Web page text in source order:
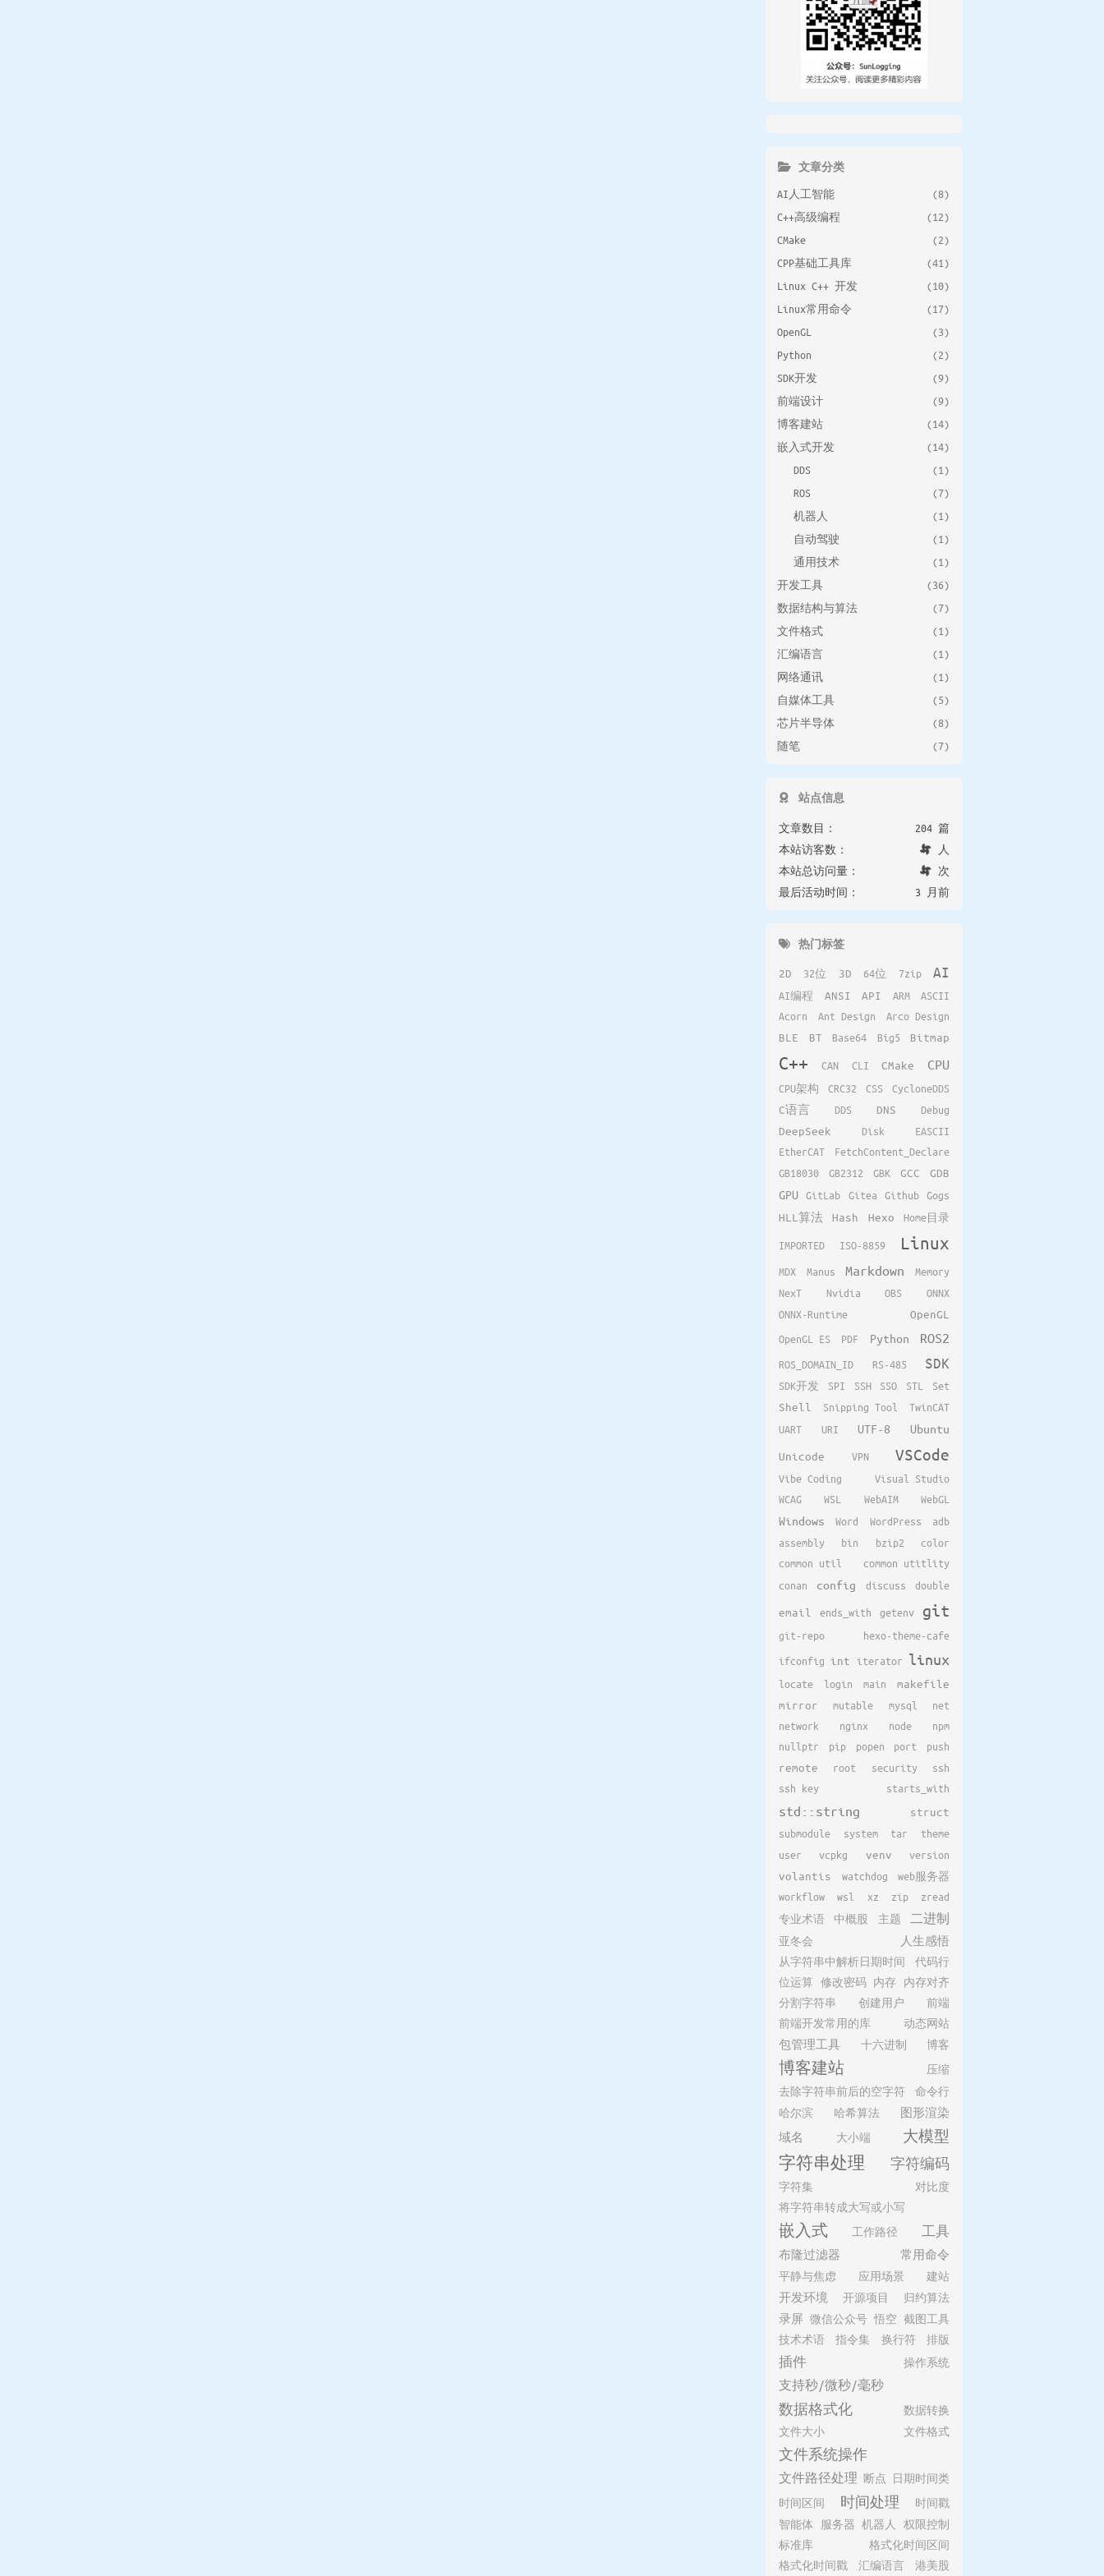
文章分类
AI人工智能
(8)
C++高级编程
(12)
CMake
(2)
CPP基础工具库
(41)
Linux C++ 开发
(10)
Linux常用命令
(17)
OpenGL
(3)
Python
(2)
SDK开发
(9)
前端设计
(9)
博客建站
(14)
嵌入式开发
(14)
DDS
(1)
ROS
(7)
机器人
(1)
自动驾驶
(1)
通用技术
(1)
开发工具
(36)
数据结构与算法
(7)
文件格式
(1)
汇编语言
(1)
网络通讯
(1)
自媒体工具
(5)
芯片半导体
(8)
随笔
(7)
站点信息
文章数目：
204 篇
本站访客数：
人
本站总访问量：
次
最后活动时间：
3 月前
热门标签
2D 32位 3D 64位 7zip AI
AI编程 ANSI API ARM
ASCII
Acorn
Ant Design
Arco Design
BLE
BT Base64 Big5 Bitmap
C++ CAN CLI CMake CPU
CPU架构 CRC32 CSS
CycloneDDS
C语言
DDS DNS
Debug
DeepSeek
Disk
EASCII
EtherCAT
FetchContent_Declare
GB18030
GB2312 GBK GCC GDB
GPU GitLab Gitea Github Gogs
HLL算法
Hash Hexo
Home目录
IMPORTED
ISO-8859 Linux
MDX Manus Markdown
Memory
NexT
Nvidia OBS
ONNX
ONNX-Runtime
OpenGL
OpenGL ES
PDF Python ROS2
ROS_DOMAIN_ID RS-485 SDK
SDK开发 SPI SSH SSO STL
Set
Shell
Snipping Tool
TwinCAT
UART
URI UTF-8 Ubuntu
Unicode VPN VSCode
Vibe Coding
Visual Studio
WCAG
WSL WebAIM WebGL
Windows Word WordPress
adb
assembly
bin bzip2
color
common util
common utitlity
conan
config discuss
double
email
ends_with getenv git
git-repo
hexo-theme-cafe
ifconfig int iterator linux
locate login main
makefile
mirror
mutable mysql
net
network
nginx node
npm
nullptr
pip popen port
push
remote
root security
ssh
ssh key
starts_with
std::string
struct
submodule
system tar
theme
user
vcpkg venv
version
volantis
watchdog
web服务器
workflow
wsl xz zip
zread
专业术语
中概股 主题 二进制
亚冬会
人生感悟
从字符串中解析日期时间
代码行
位运算 修改密码 内存
内存对齐
分割字符串
创建用户
前端
前端开发常用的库
动态网站
包管理工具
十六进制 博客
博客建站
压缩
去除字符串前后的空字符
命令行
哈尔滨
哈希算法
图形渲染
域名
大小端 大模型
字符串处理 字符编码
字符集
对比度
将字符串转成大写或小写
嵌入式 工作路径 工具
布隆过滤器
常用命令
平静与焦虑
应用场景
建站
开发环境
开源项目
归约算法
录屏 微信公众号 悟空 截图工具
技术术语
指令集 换行符 排版
插件 操作系统
支持秒/微秒/毫秒
数据格式化
数据转换
文件大小
文件格式
文件系统操作
文件路径处理 断点 日期时间类
时间区间
时间处理
时间戳
智能体
服务器 机器人
权限控制
标准库
格式化时间区间
格式化时间戳
汇编语言 港美股